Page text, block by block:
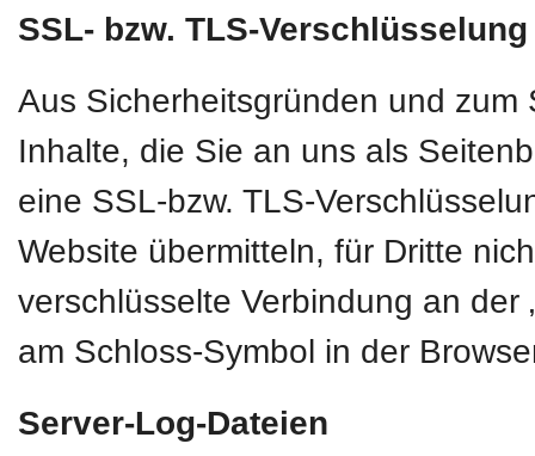
SSL- bzw. TLS-Verschlüsselung
Aus Sicherheitsgründen und
Inhalte, die Sie an uns als
eine SSL-bzw. TLS-
Website übermitteln, für Dritte
verschlüsselte Verbindung an der
am Schloss-Symbol in der
Server-Log-Dateien